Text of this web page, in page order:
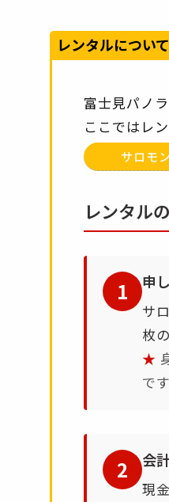
レンタルについて
富士見パノ
ここではレ
サロモ
レンタル
1 申
サ
枚
★
で
2 会
現